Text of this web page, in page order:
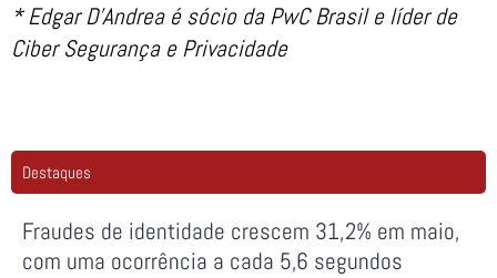
* Edgar D’Andrea é sócio da PwC Brasil e líder de
Ciber Segurança e Privacidade
Destaques
Fraudes de identidade crescem 31,2% em maio,
com uma ocorrência a cada 5,6 segundos